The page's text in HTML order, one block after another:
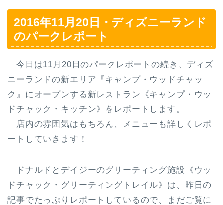
2016年11月20日・ディズニーランド
のパークレポート
今日は11月20日のパークレポートの続き、ディズ
ニーランドの新エリア『キャンプ・ウッドチャッ
ク』にオープンする 新レストラン《キャンプ・ウッ
ドチャック・キッチン》 をレポートします。
店内の雰囲気はもちろん、メニューも詳しくレポ
ートしていきます！
ドナルドとデイジーのグリーティング施設《ウッ
ドチャック・グリーティングトレイル》は、昨日の
記事でたっぷりレポートしているので、まだご覧に